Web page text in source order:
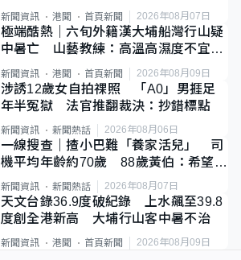
新聞資訊 港聞 首頁新聞 2026年08月07日
極端酷熱｜六旬外籍漢大埔船灣行山疑
中暑亡 山藝教練：高溫高濕度不宜遠
新聞資訊 港聞 首頁新聞 2026年08月09日
涉誘12歲女自拍祼照 「A0」男捱足
年半冤獄 法官推翻裁決：抄錯標點
新聞資訊 新聞熱話 2026年08月06日
一線搜查｜揸小巴難「養家活兒」 司
機平均年齡約70歲 88歲黃伯：希望一
直揸落去
新聞資訊 新聞熱話 2026年08月07日
天文台錄36.9度破紀錄 上水飆至39.8
度創全港新高 大埔行山客中暑不治
新聞資訊 港聞 首頁新聞 2026年08月09日